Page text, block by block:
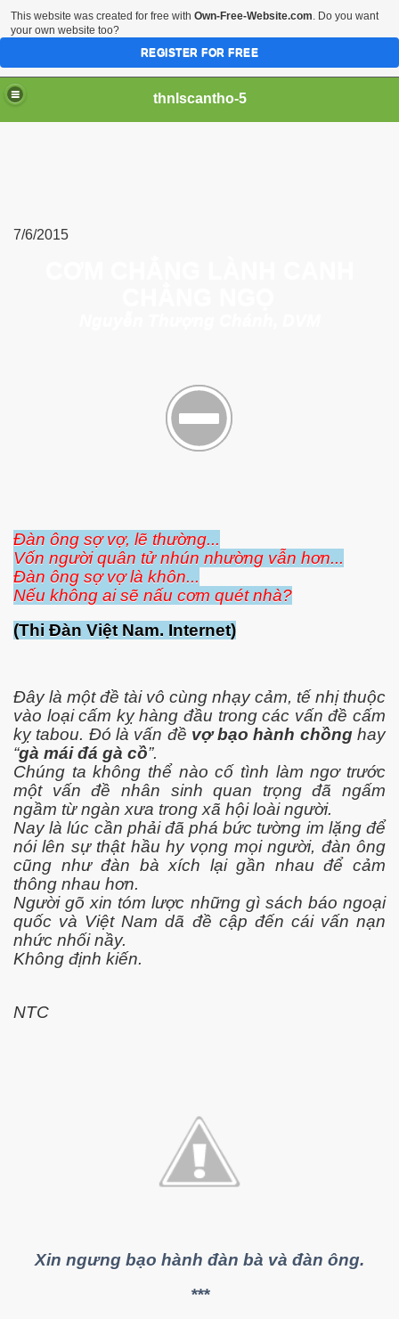
thnlscantho-5
7/6/2015
Đàn ông sợ vợ, lẽ thường...
Vốn người quân tử nhún nhường vẫn hơn...
Đàn ông sợ vợ là khôn...
Nếu không ai sẽ nấu cơm quét nhà?
(Thi Đàn Việt Nam. Internet)
Đây là một đề tài vô cùng nhạy cảm, tế nhị thuộc
vào loại cấm kỵ hàng đầu trong các vấn đề cấm
kỵ tabou. Đó là vấn đề vợ bạo hành chồnghay
“gà mái đá gà cồ”.
Chúng ta không thể nào cố tình làm ngơ trước
một vấn đề nhân sinh quan trọng đã ngấm
ngầm từ ngàn xưa trong xã hội loài người.
Nay là lúc cần phải đã phá bức tường im lặng để
nói lên sự thật hầu hy vọng mọi người, đàn ông
cũng như đàn bà xích lại gần nhau để cảm
thông nhau hơn.
Người gõ xin tóm lược những gì sách báo ngoại
quốc và Việt Nam dã đề cập đến cái vấn nạn
nhức nhối nầy.
Không định kiến.
NTC
Xin ngưng bạo hành đàn bà và đàn ông.
***
núp
This website was created for free with Own-Free-Website.com. Do you want
your own website too?
REGISTER FOR FREE